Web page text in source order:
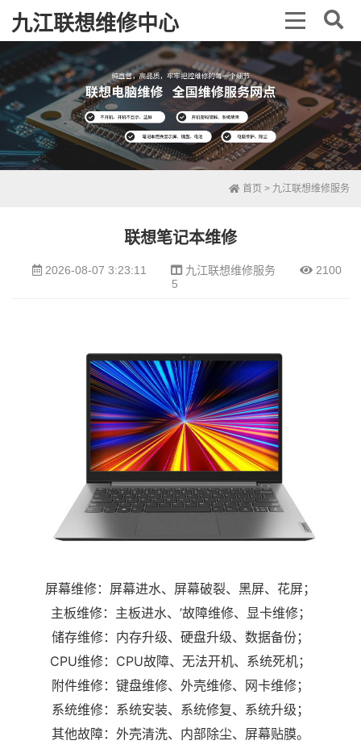
九江联想维修中心
首页 > 九江联想维修服务
联想笔记本维修
2026-08-07 3:23:11 九江联想维修服务
2100
5
屏幕维修：屏幕进水、屏幕破裂、黑屏、花屏；
主板维修：主板进水、’故障维修、显卡维修；
储存维修：内存升级、硬盘升级、数据备份；
CPU维修：CPU故障、无法开机、系统死机；
附件维修：键盘维修、外壳维修、网卡维修；
系统维修：系统安装、系统修复、系统升级；
其他故障：外壳清洗、内部除尘、屏幕贴膜。